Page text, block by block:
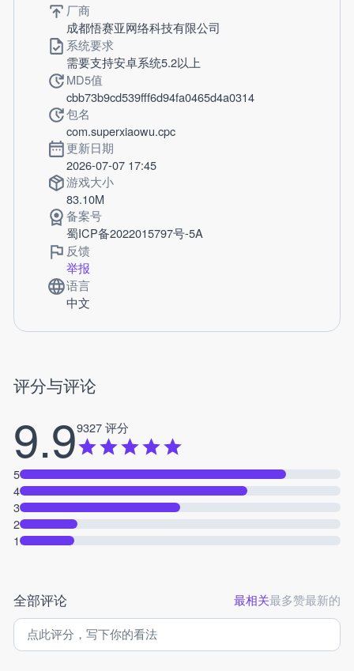
厂商
成都悟赛亚网络科技有限公司
系统要求
需要支持安卓系统5.2以上
MD5值
cbb73b9cd539fff6d94fa0465d4a0314
包名
com.superxiaowu.cpc
更新日期
2026-07-07 17:45
游戏大小
83.10M
备案号
蜀ICP备2022015797号-5A
反馈
举报
语言
中文
评分与评论
9.99327 评分
5
4
3
2
1
全部评论 最相关最多赞最新的